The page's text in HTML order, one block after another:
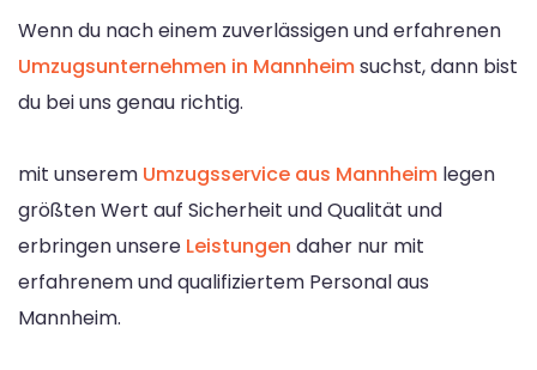
Wenn du nach einem zuverlässigen und erfahrenen
Umzugsunternehmen in Mannheimsuchst, dann bist
du bei uns genau richtig.
mit unserem Umzugsservice aus Mannheim legen
größten Wert auf Sicherheit und Qualität und
erbringen unsere Leistungen daher nur mit
erfahrenem und qualifiziertem Personal aus
Mannheim.